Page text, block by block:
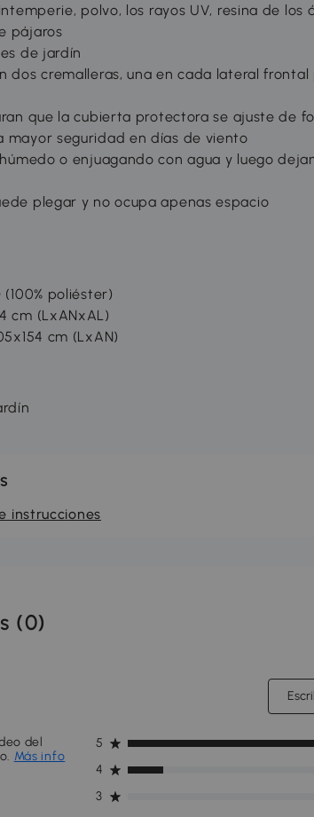
polvo, los rayos UV, resina de los
pájaros
de jardín
dos cremalleras, una en cada lateral frontal
que la cubierta protectora se ajuste de
mayor seguridad en días de viento
o enjuagando con agua y luego
plegar y no ocupa apenas espacio
poliéster)
cm (LxANxAL)
cm (LxAN)
instrucciones
(0)
del
Más info
3
4
5